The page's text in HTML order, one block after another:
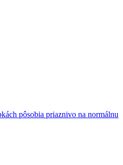
pôsobia priaznivo na normálnu